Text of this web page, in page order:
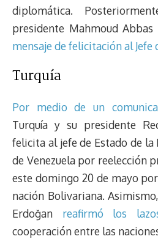
diplomática.
presidente Mahmoud Abbas
mensaje de felicitación al Jefe
Turquía
Por medio de un
Turquía y su presidente
felicita al jefe de Estado de
de Venezuela por reelección
este domingo 20 de mayo
nación Bolivariana.
Erdoğan reafirmó los
cooperación entre las